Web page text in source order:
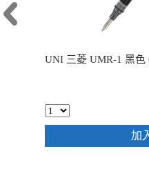
UNI 三菱 UMR-1 黑色
加